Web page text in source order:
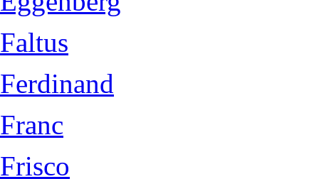
Faltus
Ferdinand
Franc
Frisco